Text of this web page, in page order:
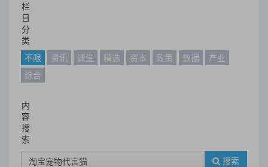
栏
目
分
类
不限
资讯 课堂 精选 资本 政策 数据
产业
综合
内
容
搜
索
搜索